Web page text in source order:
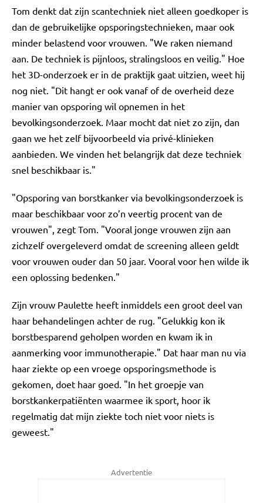
Tom denkt dat zijn scantechniek niet alleen goedkoper is
dan de gebruikelijke opsporingstechnieken, maar ook
minder belastend voor vrouwen. "We raken niemand
aan. De techniek is pijnloos, stralingsloos en veilig." Hoe
het 3D-onderzoek er in de praktijk gaat uitzien, weet hij
nog niet. "Dit hangt er ook vanaf of de overheid deze
manier van opsporing wil opnemen in het
bevolkingsonderzoek. Maar mocht dat niet zo zijn, dan
gaan we het zelf bijvoorbeeld via privé-klinieken
aanbieden. We vinden het belangrijk dat deze techniek
snel beschikbaar is."
"Opsporing van borstkanker via bevolkingsonderzoek is
maar beschikbaar voor zo’n veertig procent van de
vrouwen", zegt Tom. "Vooral jonge vrouwen zijn aan
zichzelf overgeleverd omdat de screening alleen geldt
voor vrouwen ouder dan 50 jaar. Vooral voor hen wilde ik
een oplossing bedenken."
Zijn vrouw Paulette heeft inmiddels een groot deel van
haar behandelingen achter de rug. "Gelukkig kon ik
borstbesparend geholpen worden en kwam ik in
aanmerking voor immunotherapie." Dat haar man nu via
haar ziekte op een vroege opsporingsmethode is
gekomen, doet haar goed. "In het groepje van
borstkankerpatiënten waarmee ik sport, hoor ik
regelmatig dat mijn ziekte toch niet voor niets is
geweest."
Advertentie